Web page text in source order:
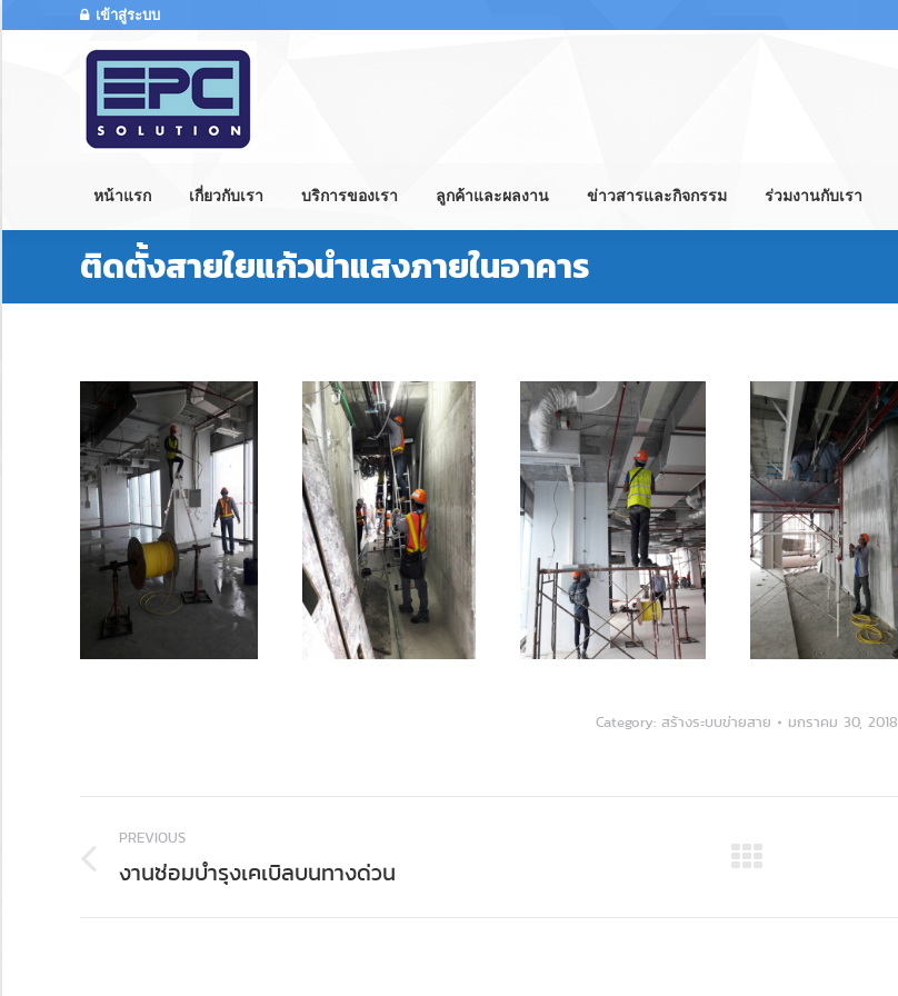
เข้าสู่ระบบ
หน้าแรก เกี่ยวกับเรา บริการของเรา ลูกค้าและผลงาน ข่าวสารและกิจกรรม ร่วมงานกับเรา
ติดตั้งสายใยแก้วนำแสงภายในอาคาร
Category: สร้างระบบข่ายสาย มกราคม 30, 2018
Album
navigation
PREVIOUS
Previous
งานซ่อมบำรุงเคเบิลบนทางด่วน